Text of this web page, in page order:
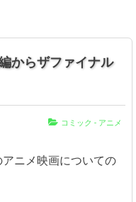
からザファイナル
コミック - アニメ
ニメ映画についての